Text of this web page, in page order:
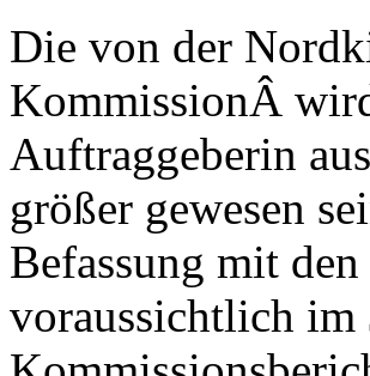
Die von der
KommissionÂ
Auftraggeberin
größer gewesen
Befassung mit
voraussichtlich im